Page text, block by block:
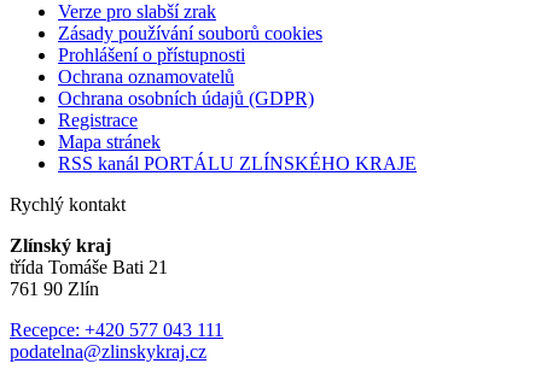
Verze pro slabší zrak
Zásady používání souborů cookies
Prohlášení o přístupnosti
Ochrana oznamovatelů
Ochrana osobních údajů (GDPR)
Registrace
Mapa stránek
RSS kanál PORTÁLU ZLÍNSKÉHO KRAJE
Rychlý kontakt
Zlínský kraj
třída Tomáše Bati 21
761 90 Zlín
Recepce: +420 577 043 111
podatelna@zlinskykraj.cz